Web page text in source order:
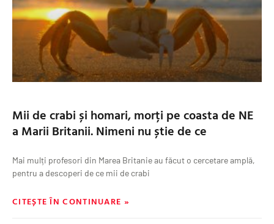
Mii de crabi și homari, morți pe coasta de NE
a Marii Britanii. Nimeni nu știe de ce
Mai mulți profesori din Marea Britanie au făcut o cercetare amplă,
pentru a descoperi de ce mii de crabi
CITEȘTE ÎN CONTINUARE »